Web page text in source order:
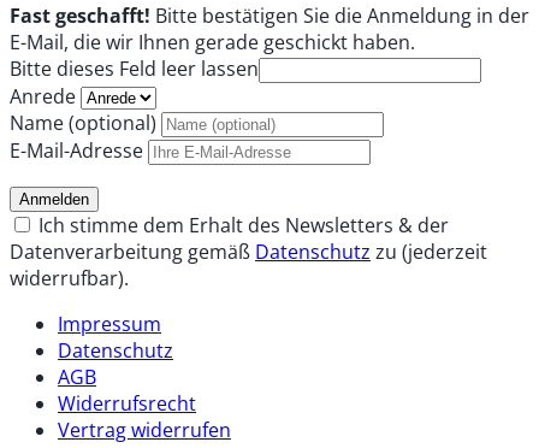
Fast geschafft! Bitte bestätigen Sie die Anmeldung in der
E-Mail, die wir Ihnen gerade geschickt haben.
Bitte dieses Feld leer lassen
Anrede
Name (optional)
E-Mail-Adresse
Anmelden
Ich stimme dem Erhalt des Newsletters & der
Datenverarbeitung gemäß Datenschutz zu (jederzeit
widerrufbar).
Impressum
Datenschutz
AGB
Widerrufsrecht
Vertrag widerrufen